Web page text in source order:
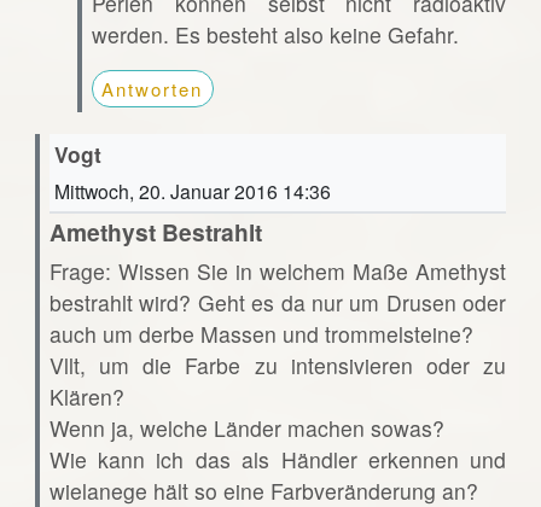
werden. Es besteht also keine Gefahr.
Antworten
Vogt
Mittwoch, 20. Januar 2016 14:36
Amethyst Bestrahlt
Frage: Wissen Sie in welchem Maße Amethyst
bestrahlt wird? Geht es da nur um Drusen oder
auch um derbe Massen und trommelsteine?
Vllt, um die Farbe zu intensivieren oder zu
Klären?
Wenn ja, welche Länder machen sowas?
Wie kann ich das als Händler erkennen und
wielanege hält so eine Farbveränderung an?